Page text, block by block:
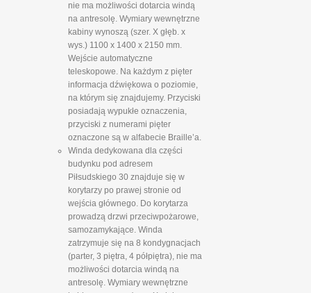
nie ma możliwości dotarcia windą
na antresolę. Wymiary wewnętrzne
kabiny wynoszą (szer. X głęb. x
wys.) 1100 x 1400 x 2150 mm.
Wejście automatyczne
teleskopowe. Na każdym z pięter
informacja dźwiękowa o poziomie,
na którym się znajdujemy. Przyciski
posiadają wypukłe oznaczenia,
przyciski z numerami pięter
oznaczone są w alfabecie Braille’a.
Winda dedykowana dla części
budynku pod adresem
Piłsudskiego 30 znajduje się w
korytarzy po prawej stronie od
wejścia głównego. Do korytarza
prowadzą drzwi przeciwpożarowe,
samozamykające. Winda
zatrzymuje się na 8 kondygnacjach
(parter, 3 piętra, 4 półpiętra), nie ma
możliwości dotarcia windą na
antresolę. Wymiary wewnętrzne